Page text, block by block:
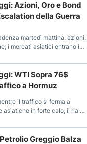
Azioni, Oro e Bond
della Guerra
martedì mattina; azioni,
i mercati asiatici entrano in
WTI Sopra 76$
a Hormuz
il traffico si ferma a
asiatiche in forte calo; il rialzo
Greggio Balza